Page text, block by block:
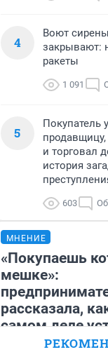
4
Воют
закрывают:
ракеты
1 091
5
Покупатель
и торговал
история
603
МНЕНИЕ
«Покупаешь
мешке»:
рассказала,
самом деле
бизнес со